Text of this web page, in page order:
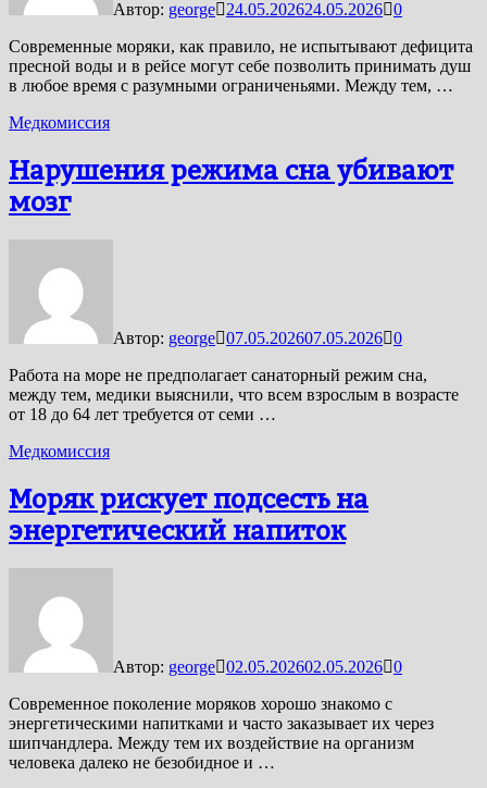
Автор: george 24.05.202624.05.2026 0
Современные моряки, как правило, не испытывают дефицита
пресной воды и в рейсе могут себе позволить принимать душ
в любое время с разумными ограниченьями. Между тем, …
Медкомиссия
Нарушения режима сна убивают
мозг
Автор: george 07.05.202607.05.2026 0
Работа на море не предполагает санаторный режим сна,
между тем, медики выяснили, что всем взрослым в возрасте
от 18 до 64 лет требуется от семи …
Медкомиссия
Моряк рискует подсесть на
энергетический напиток
Автор: george 02.05.202602.05.2026 0
Современное поколение моряков хорошо знакомо с
энергетическими напитками и часто заказывает их через
шипчандлера. Между тем их воздействие на организм
человека далеко не безобидное и …